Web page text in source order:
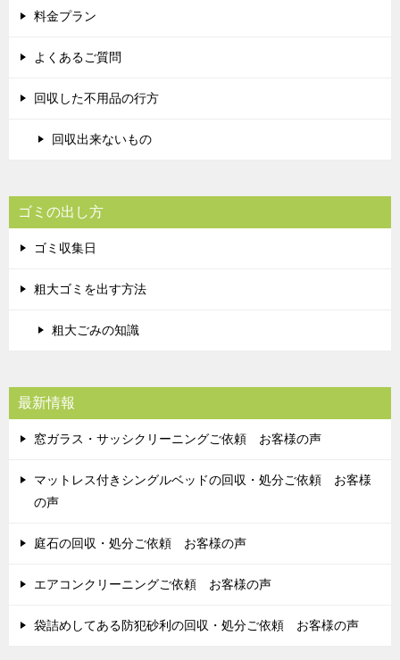
料金プラン
よくあるご質問
回収した不用品の行方
回収出来ないもの
ゴミの出し方
ゴミ収集日
粗大ゴミを出す方法
粗大ごみの知識
最新情報
窓ガラス・サッシクリーニングご依頼 お客様の声
マットレス付きシングルベッドの回収・処分ご依頼 お客様
の声
庭石の回収・処分ご依頼 お客様の声
エアコンクリーニングご依頼 お客様の声
袋詰めしてある防犯砂利の回収・処分ご依頼 お客様の声